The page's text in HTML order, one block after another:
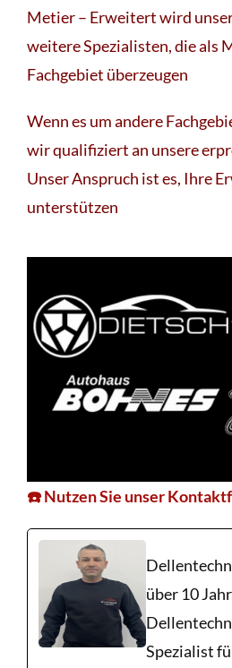
Metier – Erweitert wird
weitere Spezialisten, die als
Fachgebiet überzeugen
Wenn es um andere
wir qualifiziert an unsere
Unser Anspruch ist es, Ihre
unterstützen
☎️ Nutzen Sie unser
über 10
Spezialist